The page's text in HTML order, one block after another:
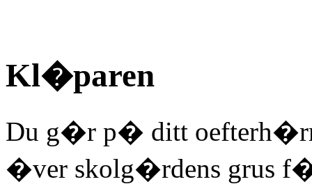
Kl�paren
Du g�r p� ditt
�ver skolg�rdens grus